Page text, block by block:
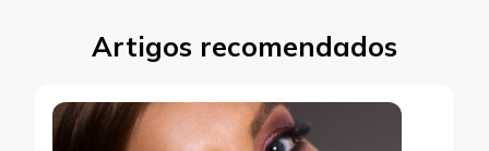
Artigos recomendados